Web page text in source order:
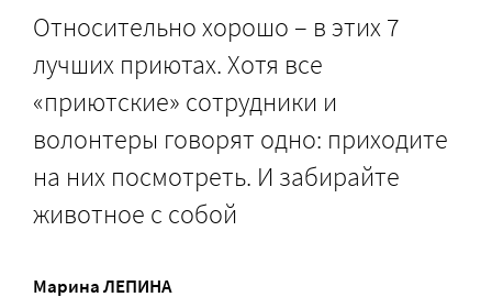
Относительно хорошо – в этих 7
лучших приютах. Хотя все
«приютские» сотрудники и
волонтеры говорят одно: приходите
на них посмотреть. И забирайте
животное с собой
Марина ЛЕПИНА